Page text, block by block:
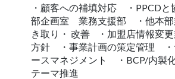
・顧客への補填対応 ・PPCD
部企画室 業務支援部 ・他本部
き取り・ 改善 ・加盟店情報変
方針 ・事業計画の策定管理
ースマネジメント ・BCP/内製
テーマ推進